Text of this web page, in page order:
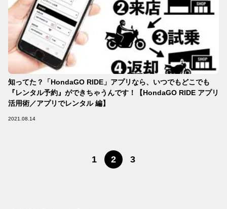
知ってた？「HondaGO RIDE」アプリなら、いつでもどこでも
『レンタル予約』ができちゃうんです！【HondaGO RIDE アプリ
活用術／アプリでレンタル 編】
2021.08.14
1 2 3